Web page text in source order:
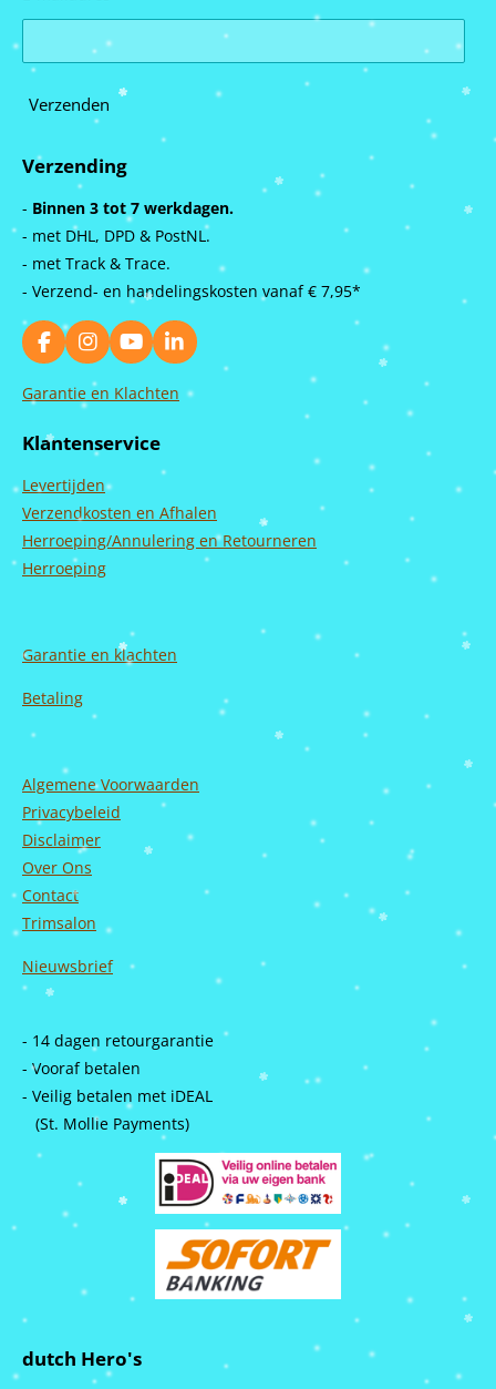
Verzenden
Verzending
- Binnen 3 tot 7 werkdagen.
- met DHL, DPD & PostNL.
- met Track & Trace.
- Verzend- en handelingskosten vanaf € 7,95*
F
a
c
b
o
k
I
n
s
t
g
a
m
Y
o
u
u
b
L
i
n
Garantie en Klachten
Klantenservice
Levertijden
Verzendkosten en Afhalen
Herroeping/Annulering en Retourneren
Herroeping
Garantie en klachten
Betaling
Algemene Voorwaarden
Privacybeleid
Disclaimer
Over Ons
Contact
Trimsalon
Nieuwsbrief
- 14 dagen retourgarantie
- Vooraf betalen
- Veilig betalen met iDEAL
(St. Mollie Payments)
dutch Hero's